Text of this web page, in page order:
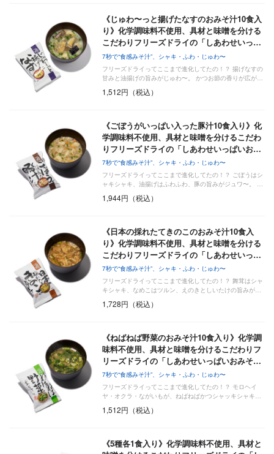
《じゅわ〜っと揚げたなすのおみそ汁10食入
り》化学調味料不使用、具材と味噌を分ける
こだわりフリーズドライの「しあわせいっ…
7秒で“食感みそ汁”、シャキ・ふわ・じゅわ〜
フリーズドライってここまで進化してたの！？ 揚げなすの
甘みと油揚げの旨みがじゅわ〜。 かつお節の香りが広が…
1,512円（税込）
《ごぼうがいっぱい入った豚汁10食入り》化
学調味料不使用、具材と味噌を分けるこだわ
りフリーズドライの「しあわせいっぱいお…
7秒で“食感みそ汁”、シャキ・ふわ・じゅわ〜
フリーズドライってここまで進化してたの！？ ごぼうはシ
ャキシャキ、油揚げはふわふわ、豚の旨みがジュワ〜。 …
1,944円（税込）
《日本の採れたてきのこのおみそ汁10食入
り》化学調味料不使用、具材と味噌を分ける
こだわりフリーズドライの「しあわせいっ…
7秒で“食感みそ汁”、シャキ・ふわ・じゅわ〜
フリーズドライってここまで進化してたの！？ 舞茸はシャ
キシャキ、なめこはツルン、えのきとしいたけの旨みが…
1,728円（税込）
《ねばねば野菜のおみそ汁10食入り》化学調
味料不使用、具材と味噌を分けるこだわりフ
リーズドライの「しあわせいっぱいおみそ…
7秒で“食感みそ汁”、シャキ・ふわ・じゅわ〜
フリーズドライってここまで進化してたの！？ モロヘイ
ヤ・オクラ・ながいもが、ねばねばかつシャッキシャキ…
1,512円（税込）
《5種各1食入り》化学調味料不使用、具材と